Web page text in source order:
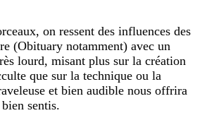
on ressent des influences des
(Obituary notamment) avec un
lourd, misant plus sur la création
que sur la technique ou la
et bien audible nous offrira
sentis.